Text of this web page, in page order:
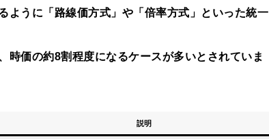
ように「路線価方式」や「倍率方式」といった統一
時価の約8割程度になるケースが多いとされていま
説明